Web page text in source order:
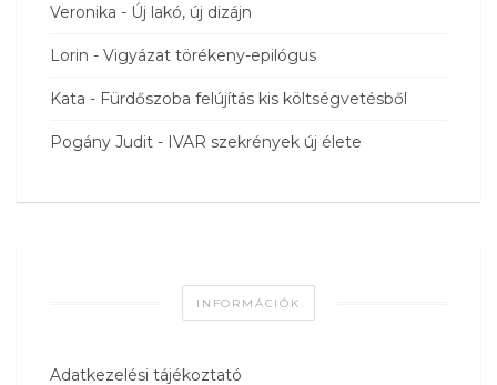
Veronika - Új lakó, új dizájn
Lorin - Vigyázat törékeny-epilógus
Kata - Fürdőszoba felújítás kis költségvetésből
Pogány Judit - IVAR szekrények új élete
INFORMÁCIÓK
Adatkezelési tájékoztató